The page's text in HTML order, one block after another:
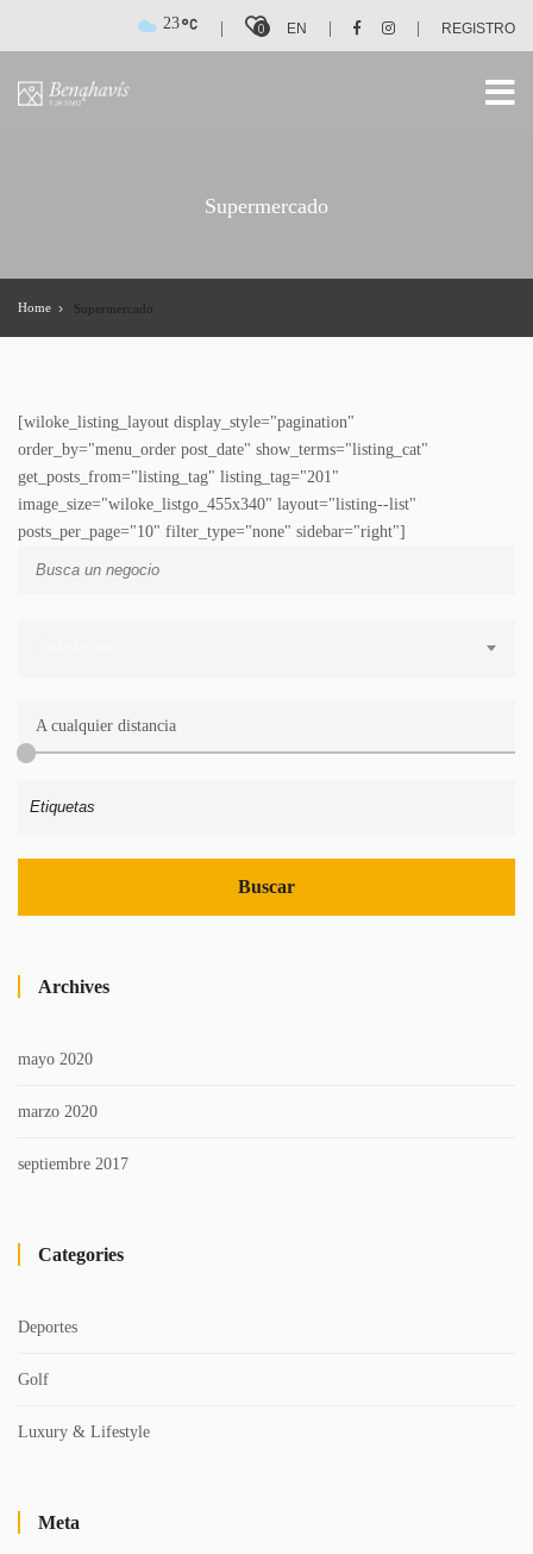
23 0 EN REGISTRO
Supermercado
Home Supermercado
[wiloke_listing_layout display_style="pagination"
order_by="menu_order post_date" show_terms="listing_cat"
get_posts_from="listing_tag" listing_tag="201"
image_size="wiloke_listgo_455x340" layout="listing--list"
posts_per_page="10" filter_type="none" sidebar="right"]
A cualquier distancia
Archives
mayo 2020
marzo 2020
septiembre 2017
Categories
Deportes
Golf
Luxury & Lifestyle
Meta